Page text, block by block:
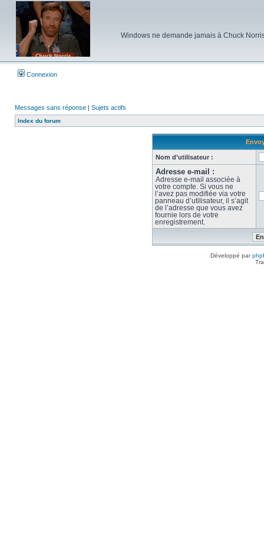
Windows ne demande jamais à Chuck
Connexion
Messages sans réponse | Sujets actifs
Index du forum
Nom d’utilisateur :
Adresse e-mail :
Adresse e-mail associée à
votre compte. Si vous ne
l’avez pas modifiée via votre
panneau d’utilisateur, il s’agit
de l’adresse que vous avez
fournie lors de votre
enregistrement.
Développé par